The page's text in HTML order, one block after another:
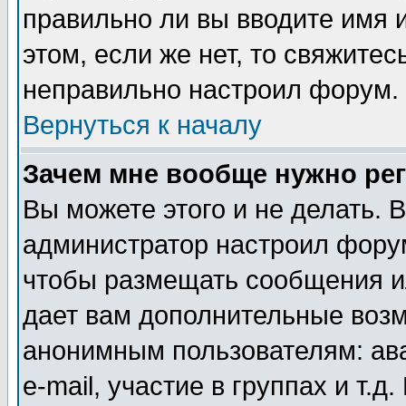
правильно ли вы вводите
этом, если же нет, то
неправильно настроил форум.
Вернуться к началу
Зачем мне вообще нужно
Вы можете этого и не делать.
администратор настроил
чтобы размещать сообщения
дает вам дополнительные
анонимным пользователям:
e-mail, участие в группах и